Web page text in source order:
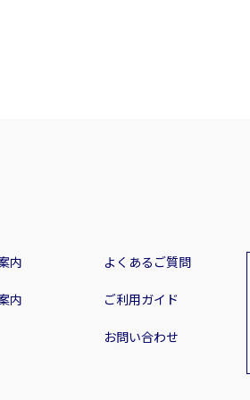
します。
従業者は、個人情報の取得において
提供が許されている場合を除き、本人
内
内
よくあるご質問
ご利用ガイド
お問い合わせ